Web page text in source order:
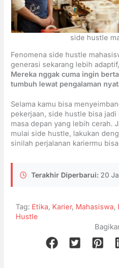
side hustle
Fenomena side hustle
generasi sekarang lebih
Mereka nggak cuma ingin
tumbuh lewat pengalaman
Selama kamu bisa
pekerjaan, side hustle bisa
masa depan yang lebih cerah.
mulai side hustle, lakukan
sinilah perjalanan kariermu
Terakhir Diperbarui: 20
Tag: Etika, Karier, Mahasiswa,
Hustle